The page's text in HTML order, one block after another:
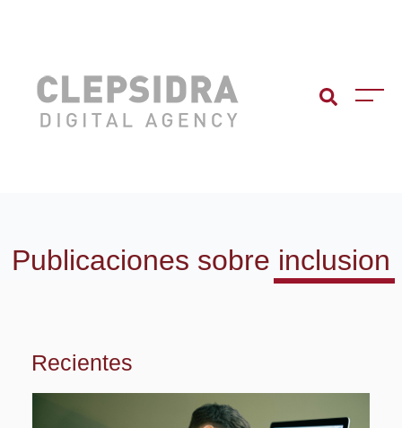
Publicaciones sobre inclusion
Recientes